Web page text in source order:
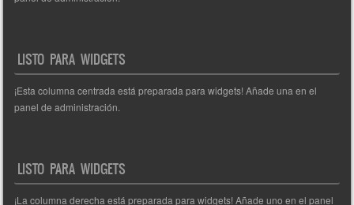
LISTO PARA WIDGETS
¡Esta columna centrada está preparada para widgets! Añade una en el
panel de administración.
LISTO PARA WIDGETS
¡La columna derecha está preparada para widgets! Añade uno en el panel